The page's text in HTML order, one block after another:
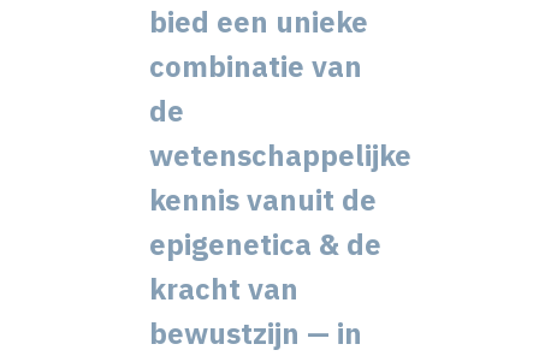
bied een unieke
combinatie van
de
wetenschappelijke
kennis vanuit de
epigenetica & de
kracht van
bewustzijn — in